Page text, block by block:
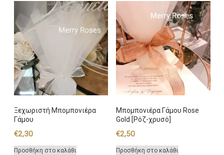
Ξεχωριστή Μπομπονιέρα
Γάμου
€2,30
Προσθήκη στο καλάθι
Μπομπονιέρα Γάμου Rose
Gold [Ρόζ-χρυσό]
€2,50
Προσθήκη στο καλάθι